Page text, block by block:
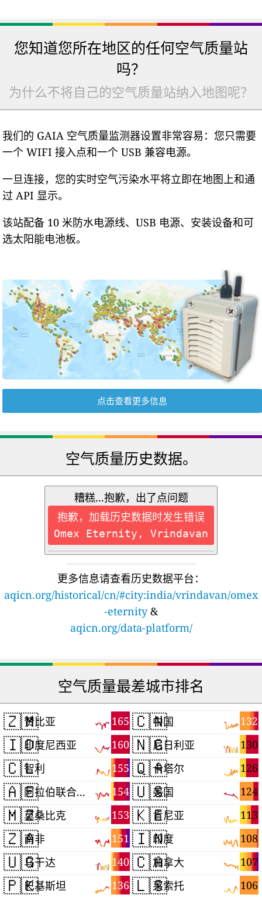
您知道您所在地区的任何空气质量站
吗？
为什么不将自己的空气质量站纳入地图呢？
我们的 GAIA 空气质量监测器设置非常容易：您只需要
一个 WIFI 接入点和一个 USB 兼容电源。
一旦连接，您的实时空气污染水平将立即在地图上和通
过 API 显示。
该站配备 10 米防水电源线、USB 电源、安装设备和可
选太阳能电池板。
点击查看更多信息
空气质量历史数据。
糟糕...抱歉，出了点问题
抱歉，加载历史数据时发生错误
Omex Eternity, Vrindavan
更多信息请查看历史数据平台：
aqicn.org/historical/cn/#city:india/vrindavan/omex
-eternity&
aqicn.org/data-platform/
空气质量最差城市排名
🇿🇲 165
赞比亚
🇮🇩 160
印度尼西亚
🇨🇱 155
智利
🇦🇪 154
阿拉伯联合酋长国
🇲🇿 153
莫桑比克
🇿🇦 151
南非
🇺🇬 140
乌干达
🇵🇰 136
巴基斯坦
🇨🇳 132
中国
🇳🇬 130
尼日利亚
🇶🇦 126
卡塔尔
🇺🇸 124
美国
🇰🇪 113
肯尼亚
🇮🇳 108
印度
🇨🇦 107
加拿大
🇱🇸 106
莱索托